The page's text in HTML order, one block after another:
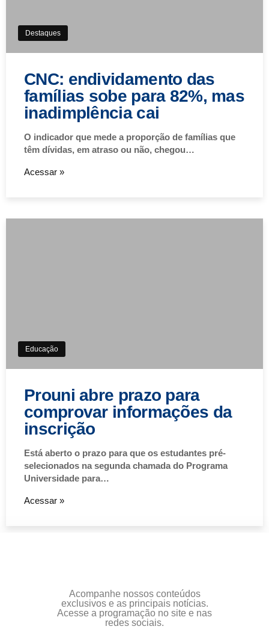
Destaques
CNC: endividamento das
famílias sobe para 82%, mas
inadimplência cai
O indicador que mede a proporção de famílias que
têm dívidas, em atraso ou não, chegou…
Acessar »
Educação
Prouni abre prazo para
comprovar informações da
inscrição
Está aberto o prazo para que os estudantes pré-
selecionados na segunda chamada do Programa
Universidade para…
Acessar »
Acompanhe nossos conteúdos
exclusivos e as principais notícias.
Acesse a programação no site e nas
redes sociais.